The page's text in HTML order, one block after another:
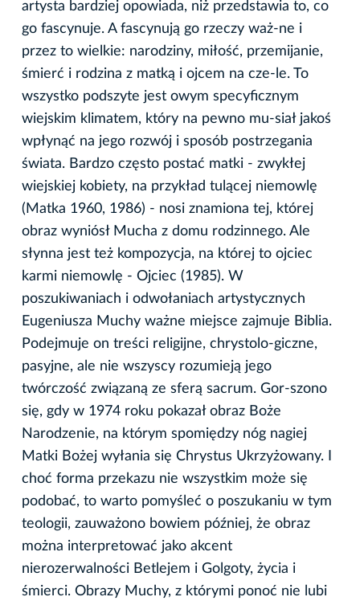
artysta bardziej opowiada, niż przedstawia to, co
go fascynuje. A fascynują go rzeczy waż-ne i
przez to wielkie: narodziny, miłość, przemijanie,
śmierć i rodzina z matką i ojcem na cze-le. To
wszystko podszyte jest owym specyficznym
wiejskim klimatem, który na pewno mu-siał jakoś
wpłynąć na jego rozwój i sposób postrzegania
świata. Bardzo często postać matki - zwykłej
wiejskiej kobiety, na przykład tulącej niemowlę
(Matka 1960, 1986) - nosi znamiona tej, której
obraz wyniósł Mucha z domu rodzinnego. Ale
słynna jest też kompozycja, na której to ojciec
karmi niemowlę - Ojciec (1985). W
poszukiwaniach i odwołaniach artystycznych
Eugeniusza Muchy ważne miejsce zajmuje Biblia.
Podejmuje on treści religijne, chrystolo-giczne,
pasyjne, ale nie wszyscy rozumieją jego
twórczość związaną ze sferą sacrum. Gor-szono
się, gdy w 1974 roku pokazał obraz Boże
Narodzenie, na którym spomiędzy nóg nagiej
Matki Bożej wyłania się Chrystus Ukrzyżowany. I
choć forma przekazu nie wszystkim może się
podobać, to warto pomyśleć o poszukaniu w tym
teologii, zauważono bowiem później, że obraz
można interpretować jako akcent
nierozerwalności Betlejem i Golgoty, życia i
śmierci. Obrazy Muchy, z którymi ponoć nie lubi